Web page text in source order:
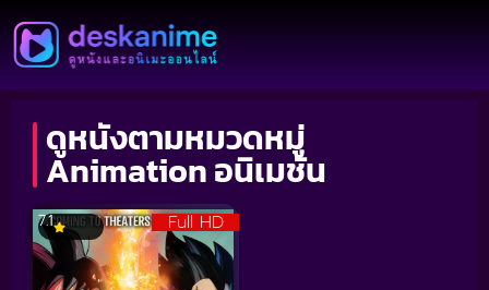
ดูหนังตามหมวดหมู่
Animation อนิเมชั่น
Full HD
7.1